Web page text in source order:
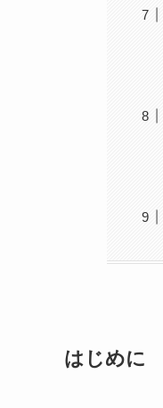
はじめに